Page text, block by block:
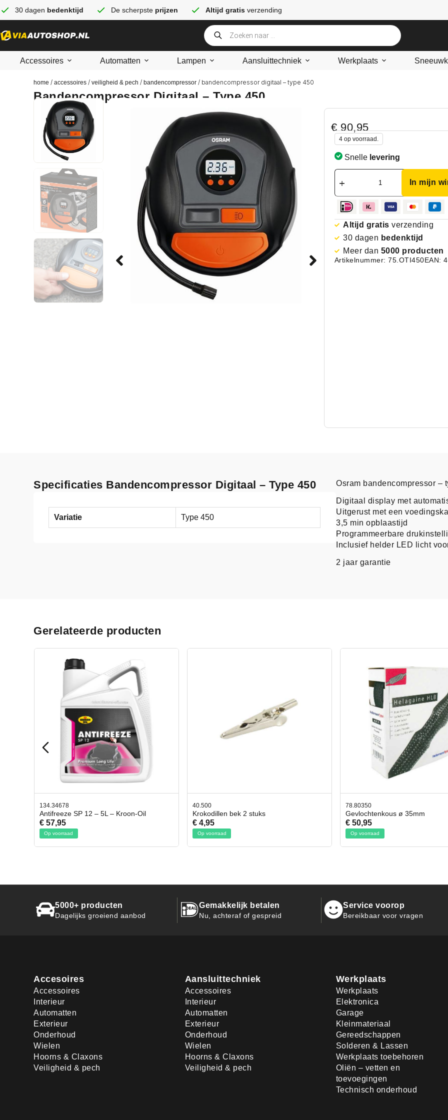
30 dagen bedenktijd De scherpste prijzen Altijd gratis verzending
Accessoires Automatten Lampen Aansluittechniek Werkplaats
home /accessoires /veiligheid & pech /bandencompressor / bandencompressor digitaal – type 450
Bandencompressor Digitaal – Type 450
€90,95
4 op voorraad.
Snelle levering
In mijn
Altijd gratis verzending
30 dagen bedenktijd
Meer dan 5000 producten
Artikelnummer: 75.OTI450EAN:
Specificaties Bandencompressor Digitaal – Type 450
Variatie Type 450
Osram bandencompressor –
Digitaal display met
Uitgerust met een
3,5 min opblaastijd
Programmeerbare
Inclusief helder LED licht
2 jaar garantie
Gerelateerde producten
40.500
Krokodillen bek 2 stuks
€ 4,95
Op voorraad
78.80350
Gevlochtenkous ø 35mm
€ 50,95
Op voorraad
42.59551
Bit- en Doppenset 19 Delig
€ 19,95
Op voorraad
5000+ producten
Dagelijks groeiend aanbod
Gemakkelijk betalen
Nu, achteraf of gespreid
Service voorop
Bereikbaar voor vragen
Accesoires
Accessoires
Interieur
Automatten
Exterieur
Onderhoud
Wielen
Hoorns & Claxons
Veiligheid & pech
Aansluittechniek
Accessoires
Interieur
Automatten
Exterieur
Onderhoud
Wielen
Hoorns & Claxons
Veiligheid & pech
Werkplaats
Werkplaats
Elektronica
Garage
Kleinmateriaal
Gereedschappen
Solderen & Lassen
Werkplaats toebehoren
Oliën – vetten en
toevoegingen
Technisch onderhoud